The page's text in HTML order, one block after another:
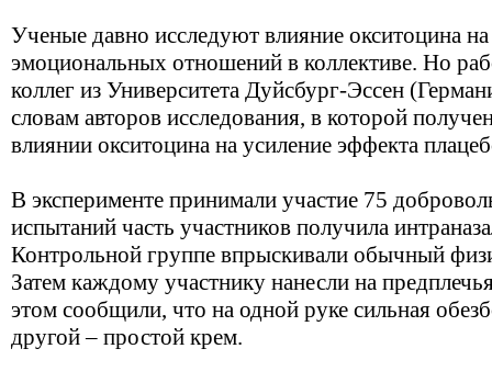
Ученые давно исследуют влияние окситоцина
эмоциональных отношений в коллективе. Но
коллег из Университета Дуйсбург-Эссен
словам авторов исследования, в которой
влиянии окситоцина на усиление эффекта
В эксперименте принимали участие 75
испытаний часть участников получила
Контрольной группе впрыскивали обычный
Затем каждому участнику нанесли на
этом сообщили, что на одной руке сильная
другой – простой крем.